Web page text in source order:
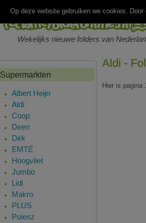
Wekelijks nieuwe folders van
Aldi -
Hier is pagina
Supermarkten
Albert Heijn
Aldi
Coop
Deen
Dirk
EMTÉ
Hoogvliet
Jumbo
Lidl
Makro
PLUS
Poiesz
Op deze website gebruiken we cookies.